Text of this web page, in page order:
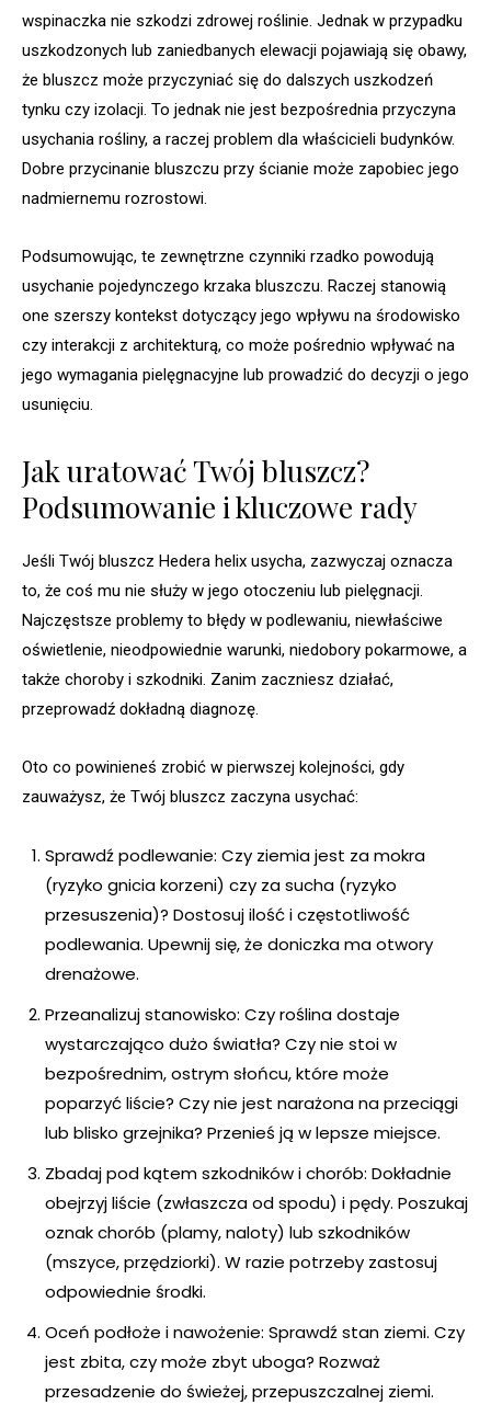
wspinaczka nie szkodzi zdrowej roślinie. Jednak w przypadku
uszkodzonych lub zaniedbanych elewacji pojawiają się obawy,
że bluszcz może przyczyniać się do dalszych uszkodzeń
tynku czy izolacji. To jednak nie jest bezpośrednia przyczyna
usychania rośliny, a raczej problem dla właścicieli budynków.
Dobre przycinanie bluszczu przy ścianie może zapobiec jego
nadmiernemu rozrostowi.
Podsumowując, te zewnętrzne czynniki rzadko powodują
usychanie pojedynczego krzaka bluszczu. Raczej stanowią
one szerszy kontekst dotyczący jego wpływu na środowisko
czy interakcji z architekturą, co może pośrednio wpływać na
jego wymagania pielęgnacyjne lub prowadzić do decyzji o jego
usunięciu.
Jak uratować Twój bluszcz?
Podsumowanie i kluczowe rady
Jeśli Twój bluszcz Hedera helix usycha, zazwyczaj oznacza
to, że coś mu nie służy w jego otoczeniu lub pielęgnacji.
Najczęstsze problemy to błędy w podlewaniu, niewłaściwe
oświetlenie, nieodpowiednie warunki, niedobory pokarmowe, a
także choroby i szkodniki. Zanim zaczniesz działać,
przeprowadź dokładną diagnozę.
Oto co powinieneś zrobić w pierwszej kolejności, gdy
zauważysz, że Twój bluszcz zaczyna usychać:
Sprawdź podlewanie: Czy ziemia jest za mokra
(ryzyko gnicia korzeni) czy za sucha (ryzyko
przesuszenia)? Dostosuj ilość i częstotliwość
podlewania. Upewnij się, że doniczka ma otwory
drenażowe.
Przeanalizuj stanowisko: Czy roślina dostaje
wystarczająco dużo światła? Czy nie stoi w
bezpośrednim, ostrym słońcu, które może
poparzyć liście? Czy nie jest narażona na przeciągi
lub blisko grzejnika? Przenieś ją w lepsze miejsce.
Zbadaj pod kątem szkodników i chorób: Dokładnie
obejrzyj liście (zwłaszcza od spodu) i pędy. Poszukaj
oznak chorób (plamy, naloty) lub szkodników
(mszyce, przędziorki). W razie potrzeby zastosuj
odpowiednie środki.
Oceń podłoże i nawożenie: Sprawdź stan ziemi. Czy
jest zbita, czy może zbyt uboga? Rozważ
przesadzenie do świeżej, przepuszczalnej ziemi.